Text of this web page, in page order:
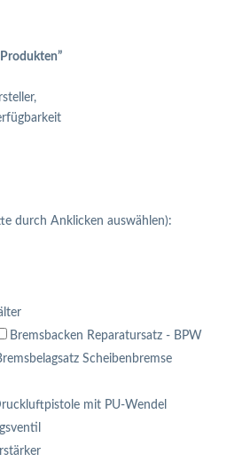
durch Anklicken auswählen):
Bremsbacken Reparatursatz - BPW
Scheibenbremse
mit PU-Wendel